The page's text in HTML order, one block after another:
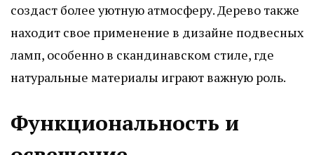
создаст более уютную атмосферу. Дерево также
находит свое применение в дизайне подвесных
ламп, особенно в скандинавском стиле, где
натуральные материалы играют важную роль.
Функциональность и